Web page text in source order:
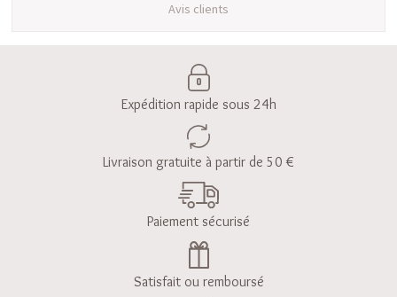
Avis clients
Expédition rapide sous 24h
Livraison gratuite à partir de 50 €
Paiement sécurisé
Satisfait ou remboursé